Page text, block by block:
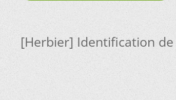
[Herbier] Identification